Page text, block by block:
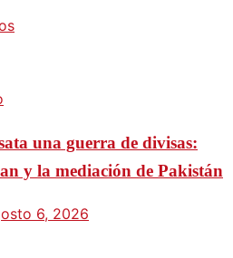
una guerra de divisas:
y la mediación de Pakistán
6, 2026